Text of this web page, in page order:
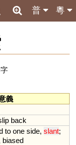
粵
普
義
back
to one side, slant;
biased